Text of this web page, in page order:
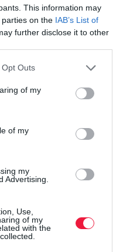
This information may
on the IAB’s List of
further disclose it to other
uses one or more Google
behaviour. You may click to
and its third-party tags to
purposes in below Google
Outs
of my
of my
my
Advertising.
Use,
of my
with the
a mesterséges
karrier